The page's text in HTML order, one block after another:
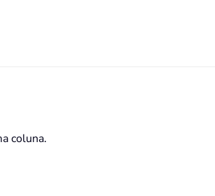
coluna.